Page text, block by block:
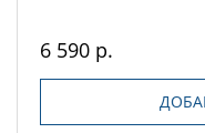
6 590 р.